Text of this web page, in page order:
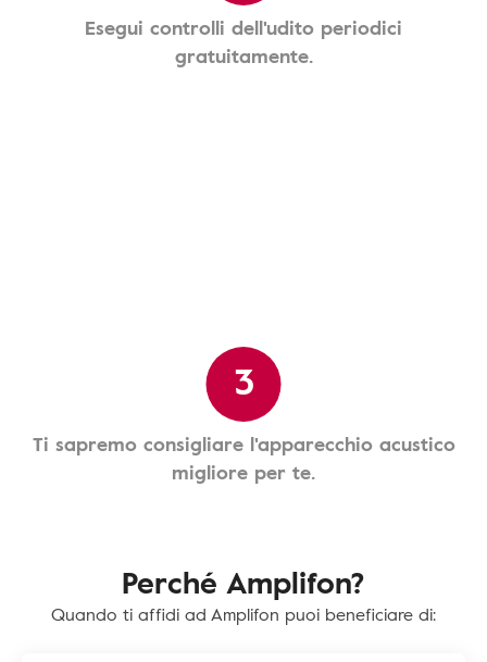
Esegui controlli dell'udito periodici
gratuitamente.
3
Ti sapremo consigliare l'apparecchio acustico
migliore per te.
Perché Amplifon?
Quando ti affidi ad Amplifon puoi beneficiare di: